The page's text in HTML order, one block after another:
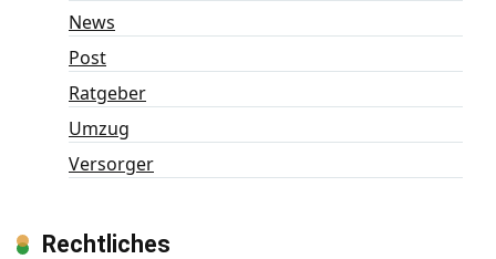
News
Post
Ratgeber
Umzug
Versorger
Rechtliches